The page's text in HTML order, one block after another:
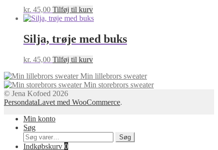
kr. 45,00 Tilføj til kurv
Silja, trøje med buks
kr. 45,00 Tilføj til kurv
Min lillebrors sweater
Min storebrors sweater
© Jena Kofoed 2026
PersondataLavet med WooCommerce.
Min konto
Søg
Søg
efter:
Søg
Indkøbskurv 0